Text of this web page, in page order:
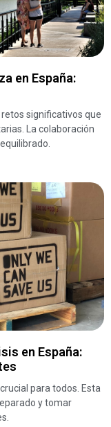
en España:
significativos que
La colaboración
en España:
para todos. Esta
y tomar